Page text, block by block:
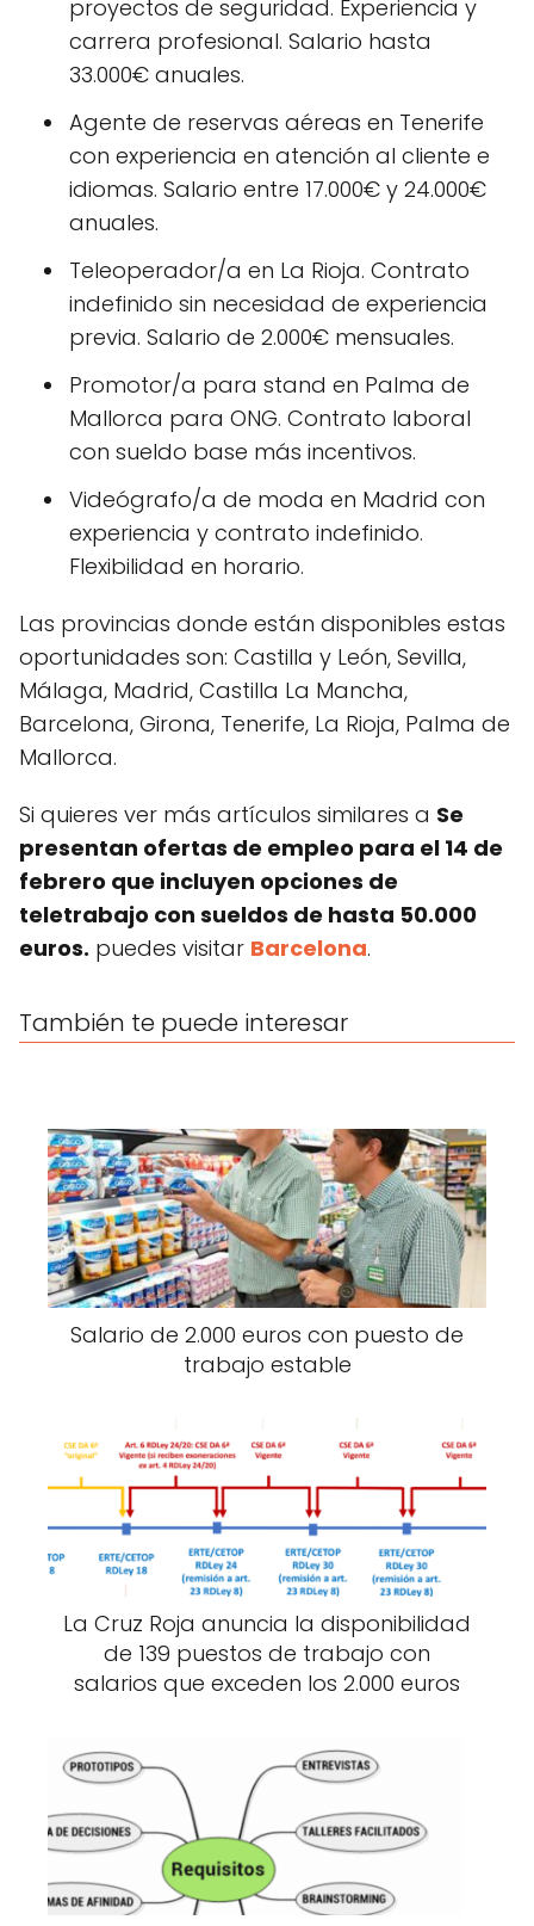
proyectos de seguridad. Experiencia y
carrera profesional. Salario hasta
33.000€ anuales.
Agente de reservas aéreas en Tenerife
con experiencia en atención al cliente e
idiomas. Salario entre 17.000€ y 24.000€
anuales.
Teleoperador/a en La Rioja. Contrato
indefinido sin necesidad de experiencia
previa. Salario de 2.000€ mensuales.
Promotor/a para stand en Palma de
Mallorca para ONG. Contrato laboral
con sueldo base más incentivos.
Videógrafo/a de moda en Madrid con
experiencia y contrato indefinido.
Flexibilidad en horario.
Las provincias donde están disponibles estas
oportunidades son: Castilla y León, Sevilla,
Málaga, Madrid, Castilla La Mancha,
Barcelona, Girona, Tenerife, La Rioja, Palma de
Mallorca.
Si quieres ver más artículos similares a Se
presentan ofertas de empleo para el 14 de
febrero que incluyen opciones de
teletrabajo con sueldos de hasta 50.000
euros. puedes visitar Barcelona.
También te puede interesar
Salario de 2.000 euros con puesto de
trabajo estable
La Cruz Roja anuncia la disponibilidad
de 139 puestos de trabajo con
salarios que exceden los 2.000 euros